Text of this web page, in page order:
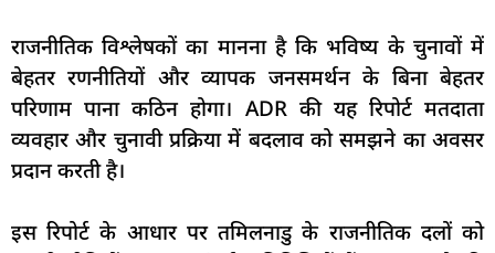
राजनीतिक विश्लेषकों का मानना है कि भविष्य के चुनावों में
बेहतर रणनीतियों और व्यापक जनसमर्थन के बिना बेहतर
परिणाम पाना कठिन होगा। ADR की यह रिपोर्ट मतदाता
व्यवहार और चुनावी प्रक्रिया में बदलाव को समझने का अवसर
प्रदान करती है।
इस रिपोर्ट के आधार पर तमिलनाडु के राजनीतिक दलों को